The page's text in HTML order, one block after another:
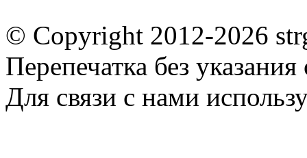
© Copyright 2012-2026
Перепечатка без
Для связи с нами